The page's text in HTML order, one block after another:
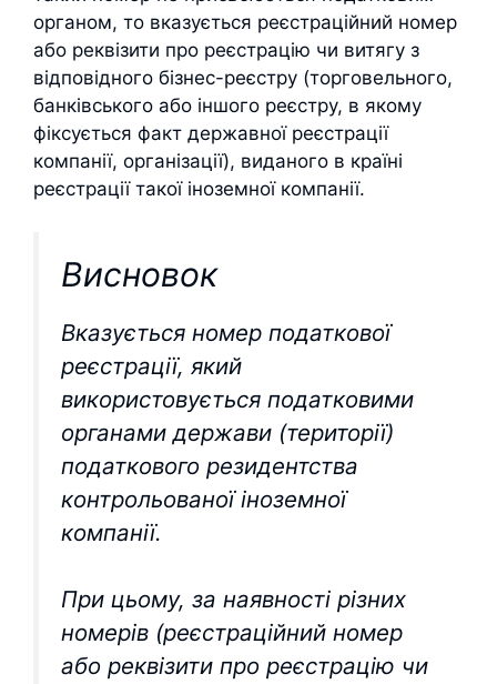
органом, то вказується реєстраційний номер
або реквізити про реєстрацію чи витягу з
відповідного бізнес-реєстру (торговельного,
банківського або іншого реєстру, в якому
фіксується факт державної реєстрації
компанії, організації), виданого в країні
реєстрації такої іноземної компанії.
Висновок
Вказується номер податкової
реєстрації, який
використовується податковими
органами держави (території)
податкового резидентства
контрольованої іноземної
компанії.
При цьому, за наявності різних
номерів (реєстраційний номер
або реквізити про реєстрацію чи